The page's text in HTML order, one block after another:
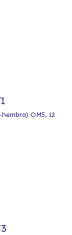
OM5, 12